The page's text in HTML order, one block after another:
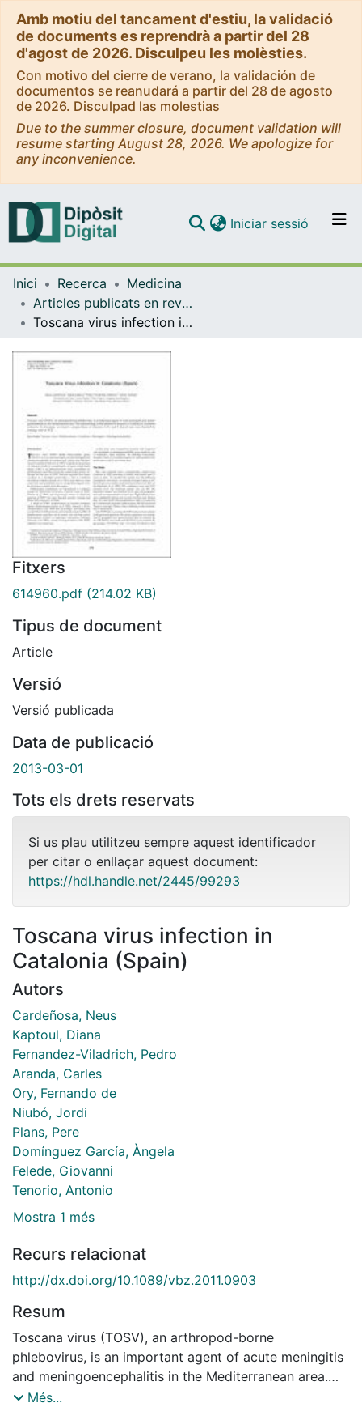
Amb motiu del tancament d'estiu, la validació
de documents es reprendrà a partir del 28
d'agost de 2026. Disculpeu les molèsties.
Con motivo del cierre de verano, la validación de
documentos se reanudará a partir del 28 de agosto
de 2026. Disculpad las molestias
Due to the summer closure, document validation will
resume starting August 28, 2026. We apologize for
any inconvenience.
Navega per tot el DD
Com publicar
Contacte
Iniciar sessió (current)
Inici Recerca
Medicina
Articles publicats en revistes (Medicina)
Toscana virus infection in Catalonia (Spain)
Fitxers
614960.pdf (214.02 KB)
Tipus de document
Article
Versió
Versió publicada
Data de publicació
2013-03-01
Tots els drets reservats
Si us plau utilitzeu sempre aquest identificador
per citar o enllaçar aquest document:
https://hdl.handle.net/2445/99293
Toscana virus infection in
Catalonia (Spain)
Autors
Cardeñosa, Neus
Kaptoul, Diana
Fernandez-Viladrich, Pedro
Aranda, Carles
Ory, Fernando de
Niubó, Jordi
Plans, Pere
Domínguez García, Àngela
Felede, Giovanni
Tenorio, Antonio
Mostra 1 més
Recurs relacionat
http://dx.doi.org/10.1089/vbz.2011.0903
Resum
Toscana virus (TOSV), an arthropod-borne
phlebovirus, is an important agent of acute meningitis
and meningoencephalitis in the Mediterranean area.
The epidemiology of the infection in humans in
Més...